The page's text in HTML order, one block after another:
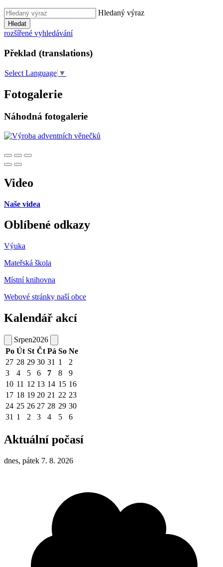
Hledaný výraz
Hledat
rozšířené vyhledávání
Překlad (translations)
Select Language ▼
Fotogalerie
Náhodná fotogalerie
Video
Naše videa
Oblíbené odkazy
Výuka
Mateřská škola
Místní knihovna
Webové stránky naší obce
Kalendář akcí
Srpen2026
Po Út St Čt Pá So Ne
27 28 29 30 31 1
2
3
4 5 6 7 8
9
10 11 12 13 14 15 16
17 18 19 20 21 22 23
24 25 26 27 28 29 30
31 1 2 3 4 5 6
Aktuální počasí
dnes, pátek 7. 8. 2026